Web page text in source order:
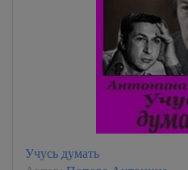
Учусь думать